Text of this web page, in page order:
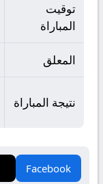
توقيت
المباراة
المعلق
نتيجة المباراة
Facebook